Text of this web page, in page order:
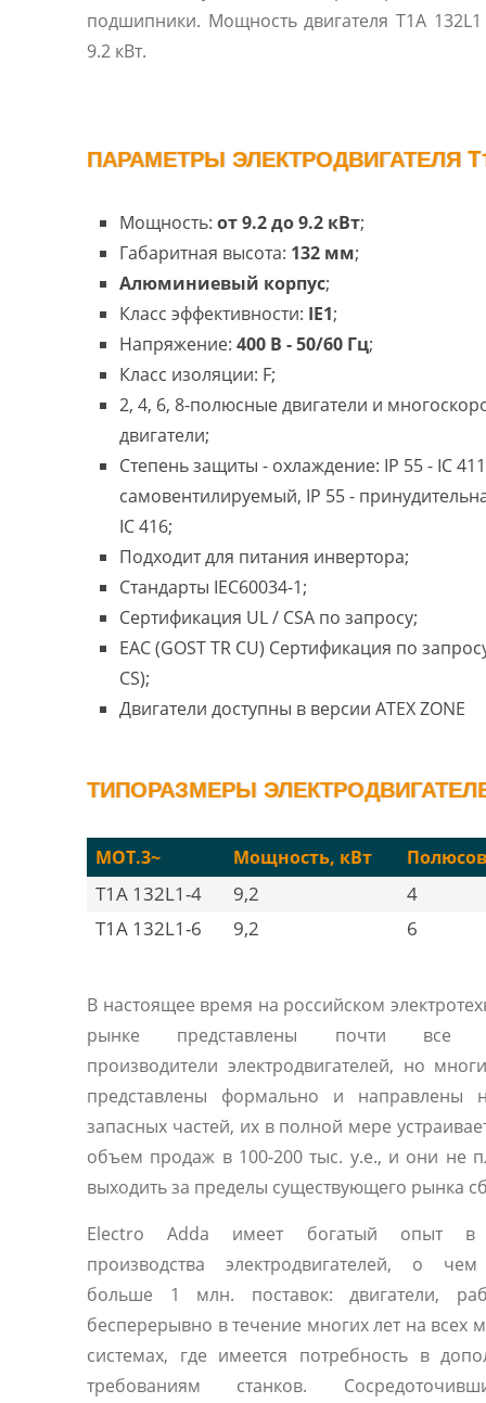
подшипники. Мощность двигателя T1A
9.2 кВт.
ПАРАМЕТРЫ ЭЛЕКТРОДВИГАТЕЛЯ
Мощность: от 9.2 до 9.2 кВт;
Габаритная высота: 132 мм;
Алюминиевый корпус;
Класс эффективности: IE1;
Напряжение: 400 В - 50/60 Гц;
Класс изоляции: F;
2, 4, 6, 8-полюсные двигатели и
двигатели;
Степень защиты - охлаждение: IP 55 - IC 411
самовентилируемый, IP 55 -
IC 416;
Подходит для питания инвертора;
Стандарты IEC60034-1;
Сертификация UL / CSA по запросу;
EAC (GOST TR CU) Сертификация по
CS);
Двигатели доступны в версии ATEX ZONE
ТИПОРАЗМЕРЫ
MOT.3~ Мощность, кВт Полюсов
T1A 132L1-4 9,2
4
T1A 132L1-6
9,2 6
В настоящее время на российском
рынке представлены почти все
производители электродвигателей, но
представлены формально и направлены
запасных частей, их в полной мере
объем продаж в 100-200 тыс. у.е., и они не
выходить за пределы существующего рынка
Electro Adda имеет богатый опыт в
производства электродвигателей, о
больше 1 млн. поставок: двигатели,
бесперерывно в течение многих лет на всех
системах, где имеется потребность в
требованиям станков.